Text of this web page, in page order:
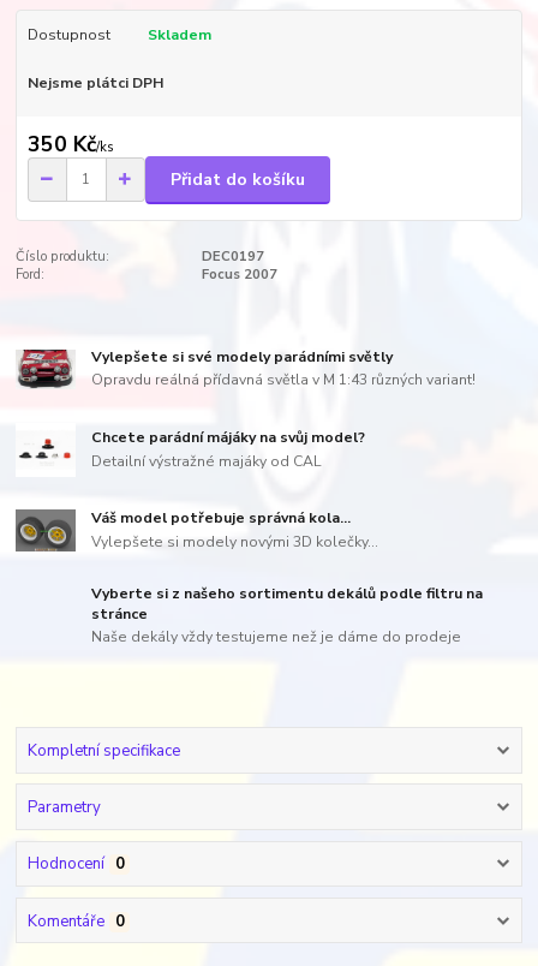
Dostupnost Skladem
Nejsme plátci DPH
350 Kč/ks
Přidat do košíku
Číslo produktu:
DEC0197
Ford:
Focus 2007
Vylepšete si své modely parádními světly
Opravdu reálná přídavná světla v M 1:43 různých variant!
Chcete parádní májáky na svůj model?
Detailní výstražné majáky od CAL
Váš model potřebuje správná kola...
Vylepšete si modely novými 3D kolečky...
Vyberte si z našeho sortimentu dekálů podle filtru na
stránce
Naše dekály vždy testujeme než je dáme do prodeje
Kompletní specifikace
Parametry
Hodnocení 0
Komentáře 0